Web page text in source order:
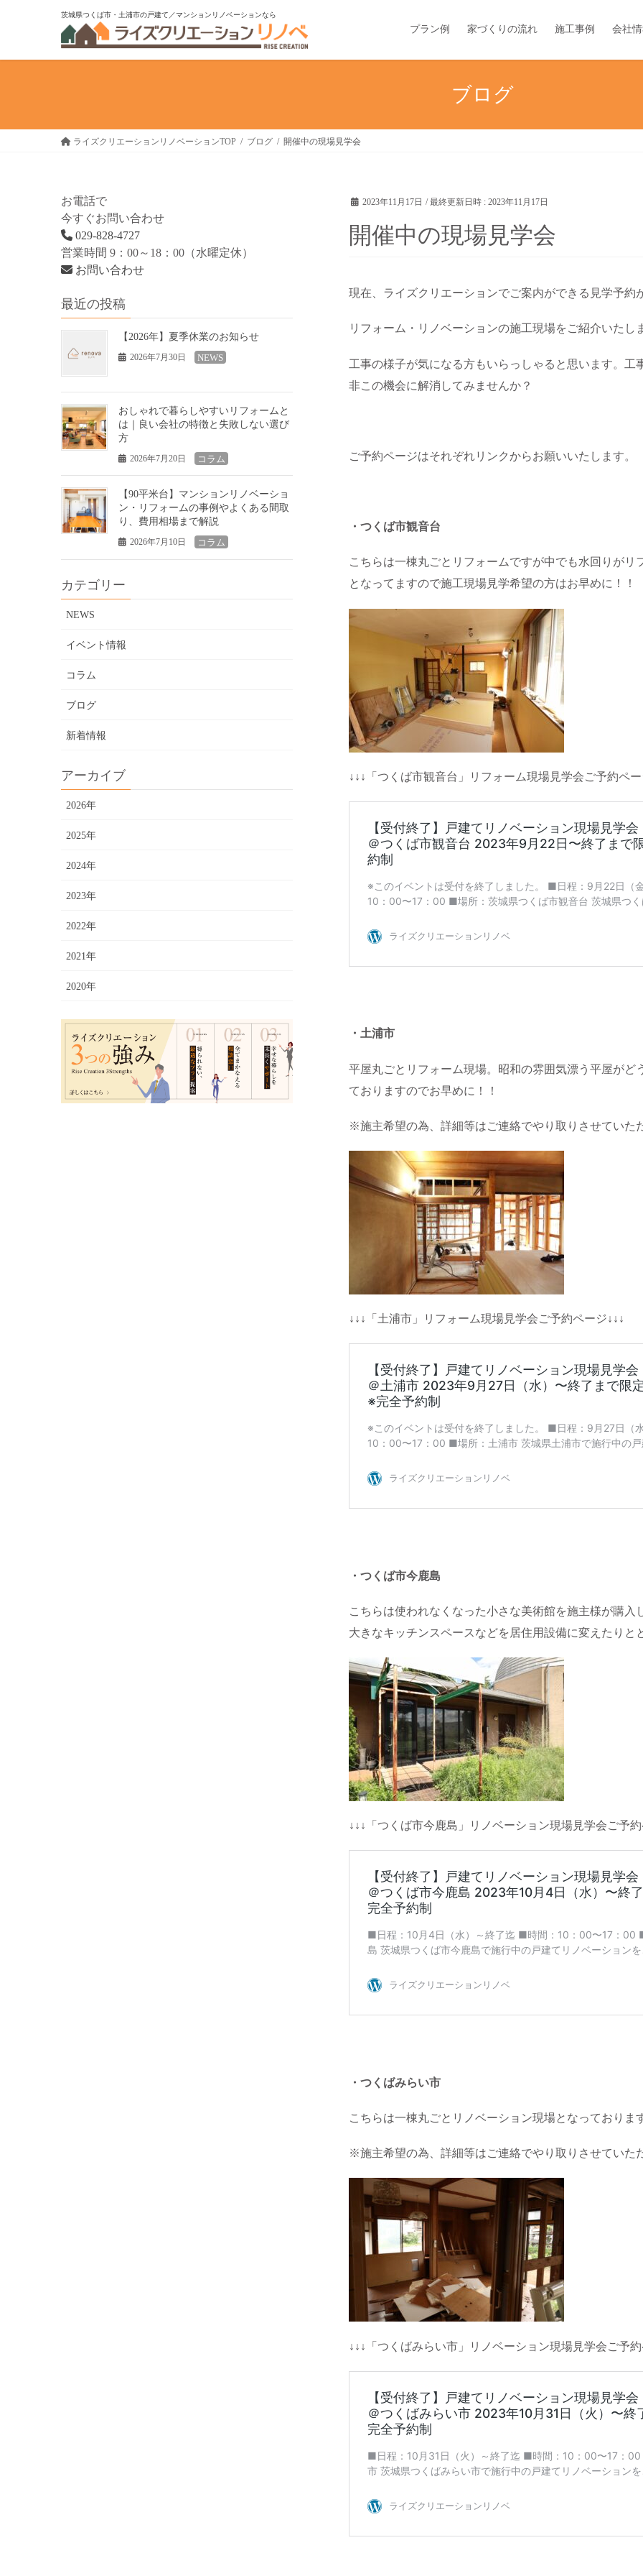
ン
キ
ー
に
茨城県つくば市・土浦市の戸建て／マンションリノベーションなら
プラン例 家づくりの流れ 施工事例 会社
ブログ
ライズクリエーションリノベーションTOP ブログ 開催中の現場見学会
2023年11月17日 / 最終更新日時 :2023年11月17日
開催中の現場見学会
現在、ライズクリエーションでご案内ができる見学予約
リフォーム・リノベーションの施工現場をご紹介いたし
工事の様子が気になる方もいらっしゃると思います。
非この機会に解消してみませんか？
ご予約ページはそれぞれリンクからお願いいたします。
・つくば市観音台
こちらは一棟丸ごとリフォームですが中でも水回りが
となってますので施工現場見学希望の方はお早めに！！
↓↓↓「つくば市観音台」リフォーム現場見学会ご予約ペー
・土浦市
平屋丸ごとリフォーム現場。昭和の雰囲気漂う平屋が
ておりますのでお早めに！！
※施主希望の為、詳細等はご連絡でやり取りさせていた
↓↓↓「土浦市」リフォーム現場見学会ご予約ページ↓↓↓
・つくば市今鹿島
こちらは使われなくなった小さな美術館を施主様が購
大きなキッチンスペースなどを居住用設備に変えたり
↓↓↓「つくば市今鹿島」リノベーション現場見学会ご予
・つくばみらい市
こちらは一棟丸ごとリノベーション現場となっておりま
※施主希望の為、詳細等はご連絡でやり取りさせていた
↓↓↓「つくばみらい市」リノベーション現場見学会ご予
お電話で
今すぐお問い合わせ
029-828-4727
営業時間 9：00～18：00（水曜定休）
お問い合わせ
最近の投稿
【2026年】夏季休業のお知らせ
2026年7月30日 NEWS
おしゃれで暮らしやすいリフォームと
は｜良い会社の特徴と失敗しない選び
方
2026年7月20日 コラム
【90平米台】マンションリノベーショ
ン・リフォームの事例やよくある間取
り、費用相場まで解説
2026年7月10日 コラム
カテゴリー
NEWS
イベント情報
コラム
ブログ
新着情報
アーカイブ
2026年
2025年
2024年
2023年
2022年
2021年
2020年